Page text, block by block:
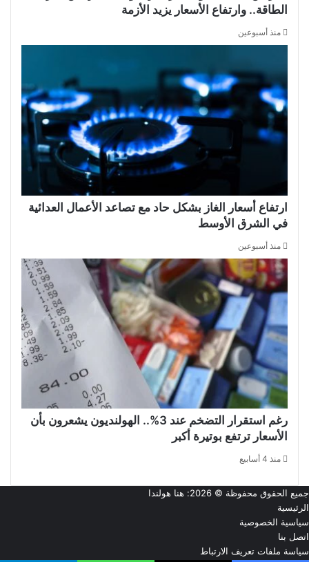
الطاقة.. وارتفاع الأسعار يزيد الأزمة
منذ أسبوعين
ارتفاع أسعار الغاز بشكل حاد مع تصاعد الأعمال العدائية
في الشرق الأوسط
منذ أسبوعين
رغم استقرار التضخم عند 3%.. الهولنديون يشعرون بأن
الأسعار ترتفع بوتيرة أكبر
منذ 4 أسابيع
جميع الحقوق محفوظة © 2026:
هنا هولندا
الرئيسية
سياسية الخصوصية
اتصل بنا
سياسة ملفات تعريف الارتباط